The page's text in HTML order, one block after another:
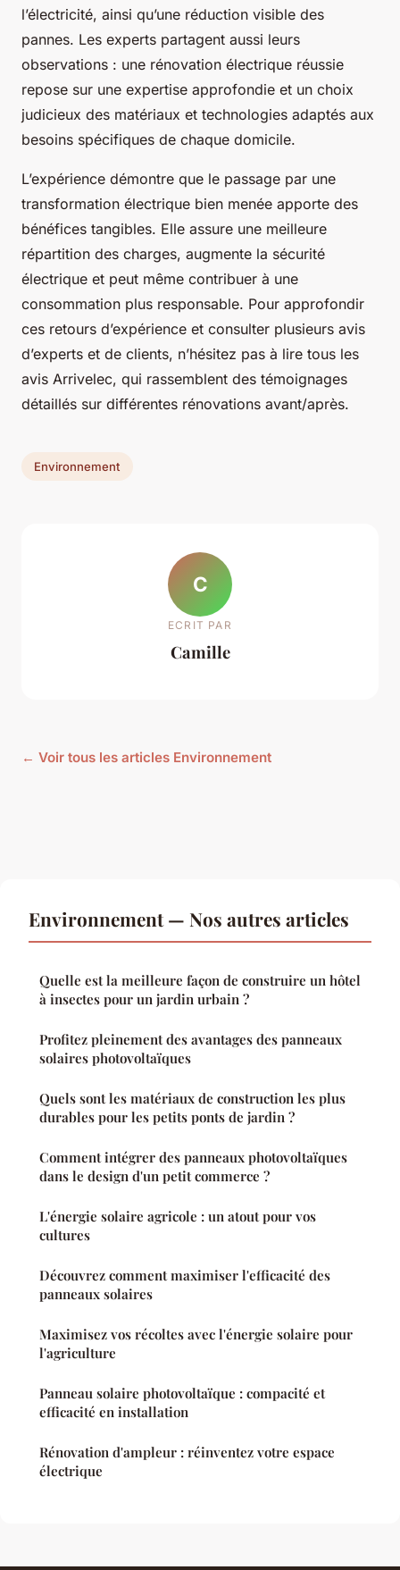
l’électricité, ainsi qu’une réduction visible des
pannes. Les experts partagent aussi leurs
observations : une rénovation électrique réussie
repose sur une expertise approfondie et un choix
judicieux des matériaux et technologies adaptés aux
besoins spécifiques de chaque domicile.
L’expérience démontre que le passage par une
transformation électrique bien menée apporte des
bénéfices tangibles. Elle assure une meilleure
répartition des charges, augmente la sécurité
électrique et peut même contribuer à une
consommation plus responsable. Pour approfondir
ces retours d’expérience et consulter plusieurs avis
d’experts et de clients, n’hésitez pas à lire tous les
avis Arrivelec, qui rassemblent des témoignages
détaillés sur différentes rénovations avant/après.
Environnement
C
ECRIT PAR
Camille
← Voir tous les articles Environnement
Environnement — Nos autres articles
Quelle est la meilleure façon de construire un hôtel
à insectes pour un jardin urbain ?
Profitez pleinement des avantages des panneaux
solaires photovoltaïques
Quels sont les matériaux de construction les plus
durables pour les petits ponts de jardin ?
Comment intégrer des panneaux photovoltaïques
dans le design d'un petit commerce ?
L'énergie solaire agricole : un atout pour vos
cultures
Découvrez comment maximiser l'efficacité des
panneaux solaires
Maximisez vos récoltes avec l'énergie solaire pour
l'agriculture
Panneau solaire photovoltaïque : compacité et
efficacité en installation
Rénovation d'ampleur : réinventez votre espace
électrique